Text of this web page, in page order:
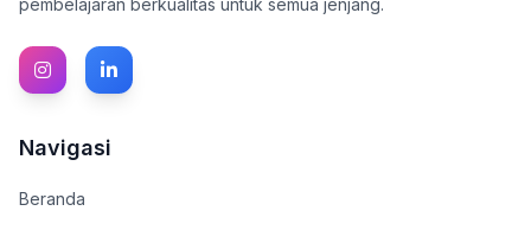
pembelajaran berkualitas untuk semua jenjang.
Navigasi
Beranda